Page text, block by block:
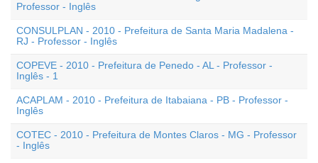
Professor - Inglês
CONSULPLAN - 2010 - Prefeitura de Santa Maria Madalena -
RJ - Professor - Inglês
COPEVE - 2010 - Prefeitura de Penedo - AL - Professor -
Inglês - 1
ACAPLAM - 2010 - Prefeitura de Itabaiana - PB - Professor -
Inglês
COTEC - 2010 - Prefeitura de Montes Claros - MG - Professor
- Inglês